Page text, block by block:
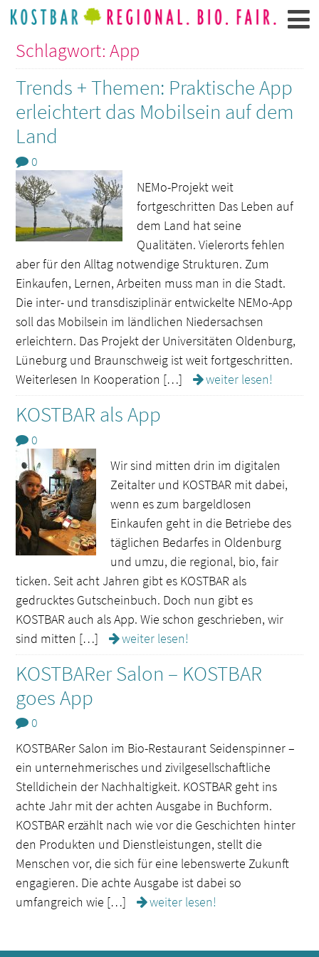
Schlagwort: App
Trends + Themen: Praktische App
erleichtert das Mobilsein auf dem
Land
0
NEMo-Projekt weit
fortgeschritten Das Leben auf
dem Land hat seine
Qualitäten. Vielerorts fehlen
aber für den Alltag notwendige Strukturen. Zum
Einkaufen, Lernen, Arbeiten muss man in die Stadt.
Die inter- und transdisziplinär entwickelte NEMo-App
soll das Mobilsein im ländlichen Niedersachsen
erleichtern. Das Projekt der Universitäten Oldenburg,
Lüneburg und Braunschweig ist weit fortgeschritten.
Weiterlesen In Kooperation […]
weiter lesen!
KOSTBAR als App
0
Wir sind mitten drin im digitalen
Zeitalter und KOSTBAR mit dabei,
wenn es zum bargeldlosen
Einkaufen geht in die Betriebe des
täglichen Bedarfes in Oldenburg
und umzu, die regional, bio, fair
ticken. Seit acht Jahren gibt es KOSTBAR als
gedrucktes Gutscheinbuch. Doch nun gibt es
KOSTBAR auch als App. Wie schon geschrieben, wir
sind mitten […]
weiter lesen!
KOSTBARer Salon – KOSTBAR
goes App
0
KOSTBARer Salon im Bio-Restaurant Seidenspinner –
ein unternehmerisches und zivilgesellschaftliche
Stelldichein der Nachhaltigkeit. KOSTBAR geht ins
achte Jahr mit der achten Ausgabe in Buchform.
KOSTBAR erzählt nach wie vor die Geschichten hinter
den Produkten und Dienstleistungen, stellt die
Menschen vor, die sich für eine lebenswerte Zukunft
engagieren. Die achte Ausgabe ist dabei so
umfangreich wie […]
weiter lesen!